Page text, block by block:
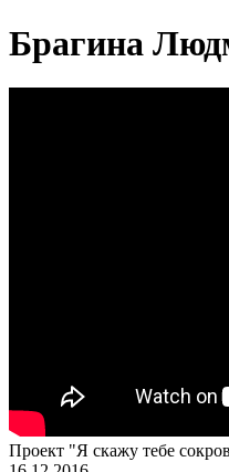
Брагина
Проект "Я скажу тебе